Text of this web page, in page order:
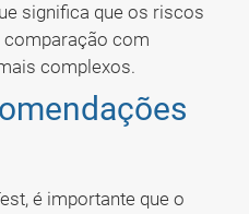
significa que os riscos
com
complexos.
é importante que o